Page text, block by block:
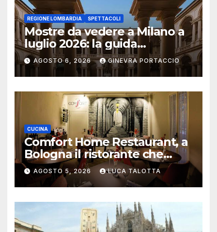
REGIONE LOMBARDIA SPETTACOLI
Mostre da vedere a Milano a
luglio 2026: la guida
aggiornata
AGOSTO 6, 2026 GINEVRA PORTACCIO
CUCINA
Comfort Home Restaurant, a
Bologna il ristorante che
trasforma l’ospitalità in
un’esperienza di casa
AGOSTO 5, 2026 LUCA TALOTTA